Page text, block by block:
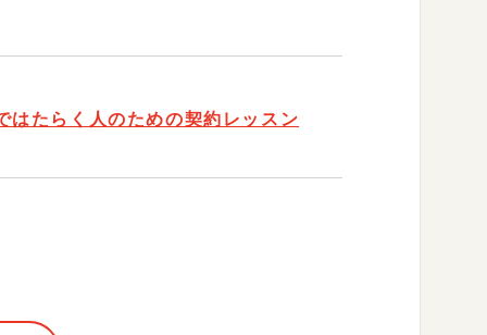
はたらく人のための契約レッスン